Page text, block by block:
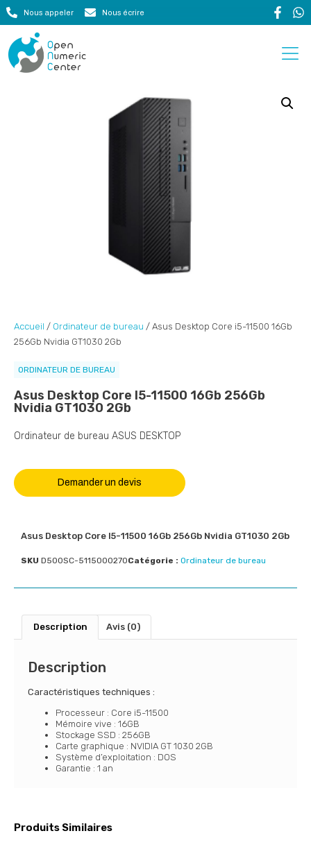
Nous appeler Nous écrire
Accueil / Ordinateur de bureau / Asus Desktop Core i5-11500 16Gb
256Gb Nvidia GT1030 2Gb
ORDINATEUR DE BUREAU
Asus Desktop Core I5-11500 16Gb 256Gb
Nvidia GT1030 2Gb
Ordinateur de bureau ASUS DESKTOP
Demander un devis
Produits Similaires
Asus Desktop Core I5-11500 16Gb 256Gb Nvidia GT1030 2Gb
SKU D500SC-5115000270Catégorie : Ordinateur de bureau
Description Avis (0)
Description
Caractéristiques techniques :
Processeur : Core i5-11500
Mémoire vive : 16GB
Stockage SSD : 256GB
Carte graphique : NVIDIA GT 1030 2GB
Système d’exploitation : DOS
Garantie : 1 an